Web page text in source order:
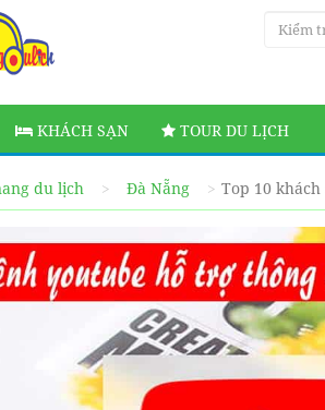
KHÁCH SẠN TOUR DU LỊCH
du lịch Đà Nẵng Top 10